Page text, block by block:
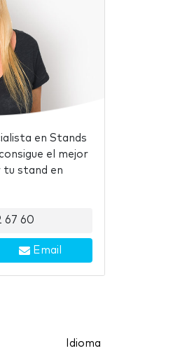
en Stands
el mejor
tu stand en
67 60
Email
Idioma